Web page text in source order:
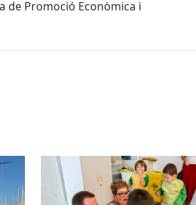
de Promoció Econòmica i